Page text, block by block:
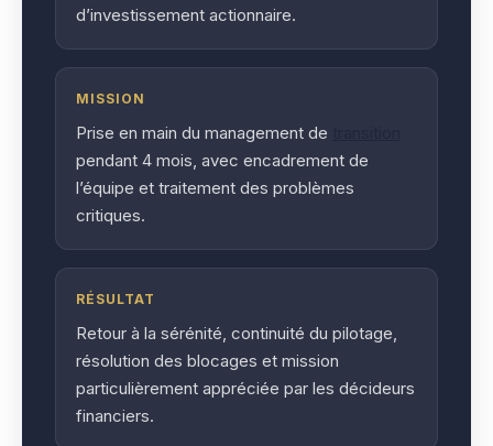
d’investissement actionnaire.
MISSION
Prise en main du management de
pendant 4 mois, avec encadrement de
l’équipe et traitement des problèmes
critiques.
RÉSULTAT
Retour à la sérénité, continuité du pilotage,
résolution des blocages et mission
particulièrement appréciée par les décideurs
financiers.